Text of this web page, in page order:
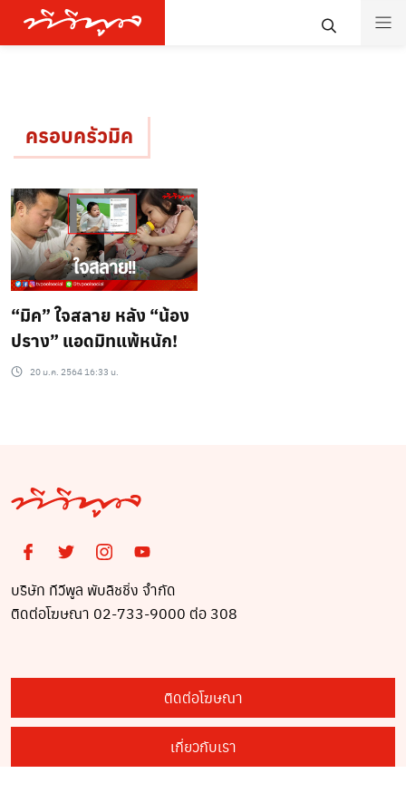
ครอบครัวมิค
“มิค” ใจสลาย หลัง “น้อง
ปราง” แอดมิทแพ้หนัก!
20 ม.ค. 2564 16:33 น.
บริษัท ทีวีพูล พับลิชชิ่ง จำกัด
ติดต่อโฆษณา 02-733-9000 ต่อ 308
ติดต่อโฆษณา
เกี่ยวกับเรา